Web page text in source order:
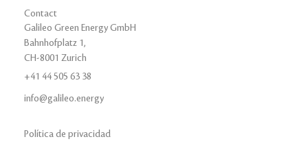
Contact
Galileo Green Energy GmbH
Bahnhofplatz 1,
CH-8001 Zurich
+41 44 505 63 38
info@galileo.energy
Política de privacidad